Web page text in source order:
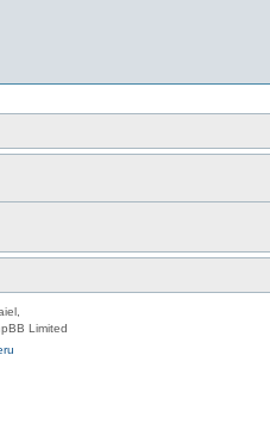
Limited